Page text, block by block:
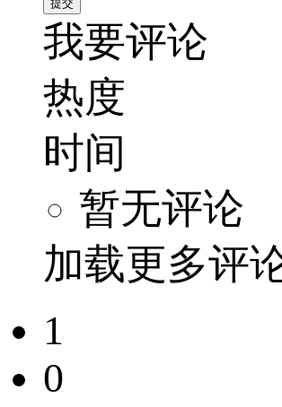
我要评论
热度
时间
暂无评论
加载更多评
1
0